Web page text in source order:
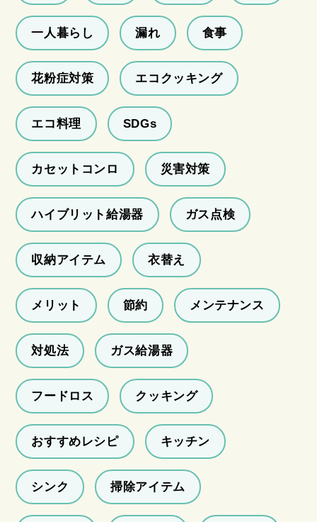
一人暮らし 漏れ 食事
花粉症対策 エコクッキング
エコ料理 SDGs
カセットコンロ 災害対策
ハイブリット給湯器 ガス点検
収納アイテム 衣替え
メリット 節約 メンテナンス
対処法 ガス給湯器
フードロス クッキング
おすすめレシピ キッチン
シンク 掃除アイテム